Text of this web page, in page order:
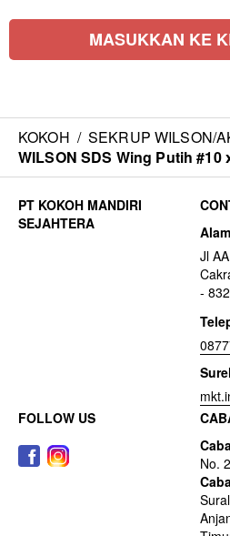
MASUKKAN KE
KOKOH / SEKRUP WILSON/
WILSON SDS Wing Putih #10
Jl
-
Surel
FOLLOW US